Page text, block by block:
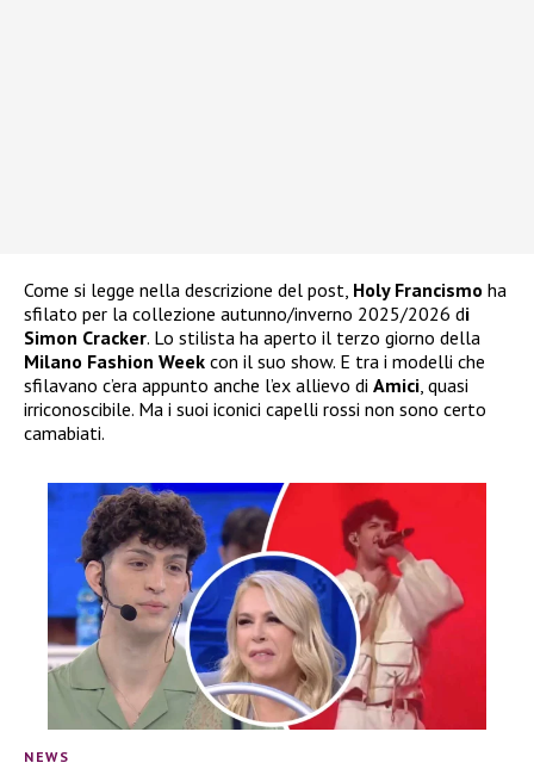
Come si legge nella descrizione del post, Holy Francismo ha
sfilato per la collezione autunno/inverno 2025/2026 di
Simon Cracker. Lo stilista ha aperto il terzo giorno della
Milano Fashion Week con il suo show. E tra i modelli che
sfilavano c’era appunto anche l’ex allievo di Amici , quasi
irriconoscibile. Ma i suoi iconici capelli rossi non sono certo
camabiati.
NEWS